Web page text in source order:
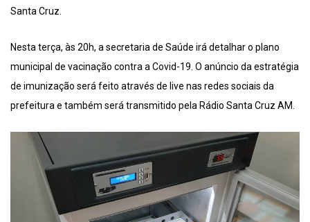
Santa Cruz.
Nesta terça, às 20h, a secretaria de Saúde irá detalhar o plano
municipal de vacinação contra a Covid-19. O anúncio da estratégia
de imunização será feito através de live nas redes sociais da
prefeitura e também será transmitido pela Rádio Santa Cruz AM.